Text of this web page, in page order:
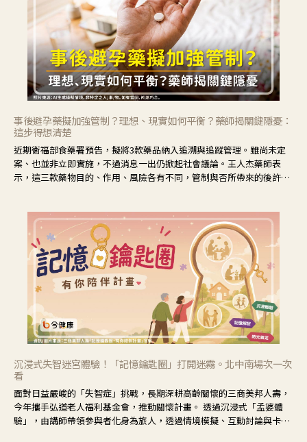
事後避孕藥擬加強管制？理想、現實如何平衡？藥師揭關鍵隱憂：
這步得想清楚
近期衛福部食藥署預告，擬將3款藥品納入追溯與追蹤管理。雖尚未定
案、也並非立即實施，不過消息一出仍掀起社會議論。王人杰藥師表
示，這三款藥物目的、作用、風險各有不同，管制與否所帶來的後許影
沉浸式失智迷宮體驗！「記憶鑰匙圈」打開迷霧。北中南場次一次
看
面對日益嚴峻的「失智症」挑戰，長期深耕高齡關懷的三商美邦人壽，
今年攜手弘道老人福利基金會，推動關懷計畫。 透過沉浸式「孟婆體
驗」，由講師帶領參與者化身為旅人，透過情境模擬、互動討論與卡牌